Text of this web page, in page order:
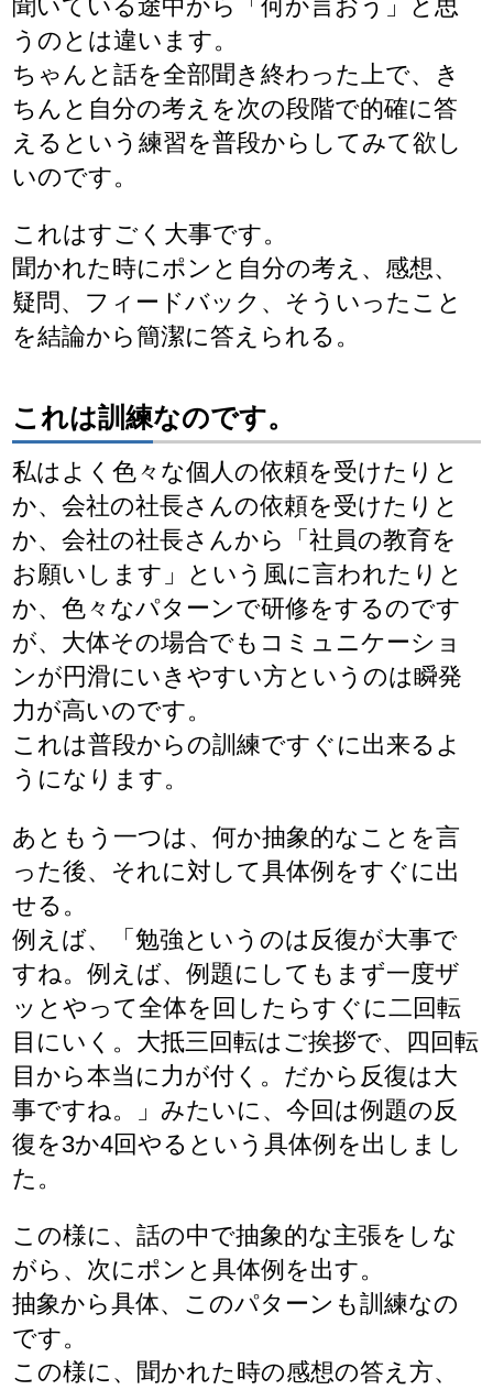
聞いている途中から「何か言おう」と思
うのとは違います。
ちゃんと話を全部聞き終わった上で、き
ちんと自分の考えを次の段階で的確に答
えるという練習を普段からしてみて欲し
いのです。
これはすごく大事です。
聞かれた時にポンと自分の考え、感想、
疑問、フィードバック、そういったこと
を結論から簡潔に答えられる。
これは訓練なのです。
私はよく色々な個人の依頼を受けたりと
か、会社の社長さんの依頼を受けたりと
か、会社の社長さんから「社員の教育を
お願いします」という風に言われたりと
か、色々なパターンで研修をするのです
が、大体その場合でもコミュニケーショ
ンが円滑にいきやすい方というのは瞬発
力が高いのです。
これは普段からの訓練ですぐに出来るよ
うになります。
あともう一つは、何か抽象的なことを言
った後、それに対して具体例をすぐに出
せる。
例えば、「勉強というのは反復が大事で
すね。例えば、例題にしてもまず一度ザ
ッとやって全体を回したらすぐに二回転
目にいく。大抵三回転はご挨拶で、四回転
目から本当に力が付く。だから反復は大
事ですね。」みたいに、今回は例題の反
復を3か4回やるという具体例を出しまし
た。
この様に、話の中で抽象的な主張をしな
がら、次にポンと具体例を出す。
抽象から具体、このパターンも訓練なの
です。
この様に、聞かれた時の感想の答え方、